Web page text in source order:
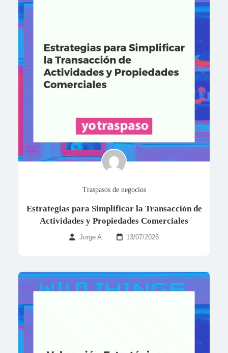
Traspasos de negocios
Estrategias para Simplificar la Transacción de
Actividades y Propiedades Comerciales
Jorge A. 13/07/2026